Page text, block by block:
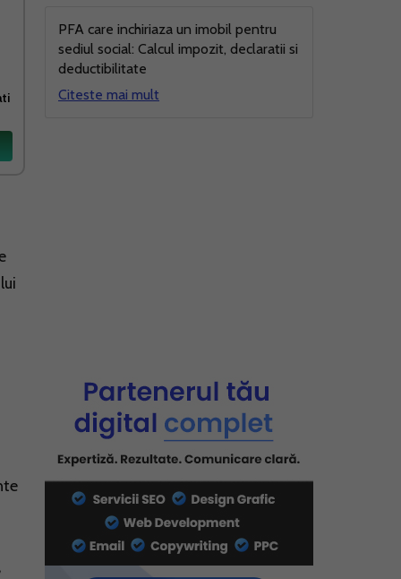
PFA care inchiriaza un imobil pentru
sediul social: Calcul impozit, declaratii si
deductibilitate
Citeste mai mult